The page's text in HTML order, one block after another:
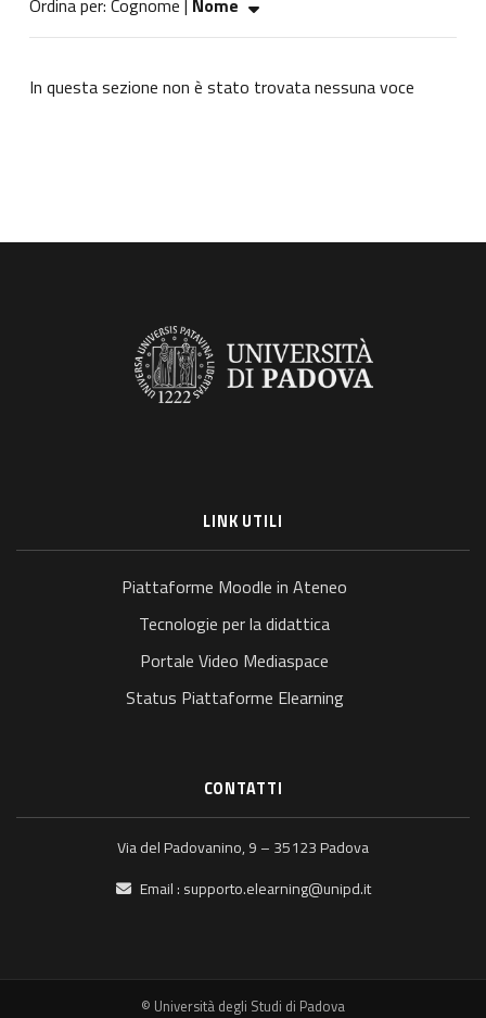
In questa sezione non è stato trovata nessuna voce
LINK UTILI
Piattaforme Moodle in Ateneo
Tecnologie per la didattica
Portale Video Mediaspace
Status Piattaforme Elearning
CONTATTI
Via del Padovanino, 9 – 35123 Padova
Email : supporto.elearning@unipd.it
© Università degli Studi di Padova